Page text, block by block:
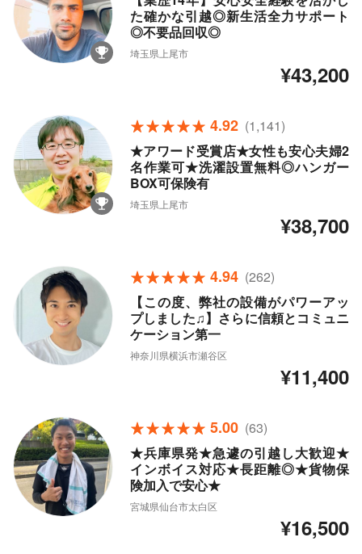
た確かな引越◎新生活全力サポート
◎不要品回収◎
埼玉県上尾市
¥43,200
4.92 (1,141)
★アワード受賞店★女性も安心夫婦2
名作業可★洗濯設置無料◎ハンガー
BOX可保険有
埼玉県上尾市
¥38,700
4.94 (262)
【この度、弊社の設備がパワーアッ
プしました♫】さらに信頼とコミュニ
ケーション第一
神奈川県横浜市瀬谷区
¥11,400
5.00 (63)
★兵庫県発★急遽の引越し大歓迎★
インボイス対応★長距離◎★貨物保
険加入で安心★
宮城県仙台市太白区
¥16,500